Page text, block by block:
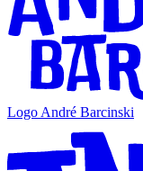
Logo André Barcinski